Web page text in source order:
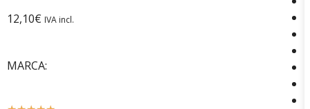
12,10€ IVA incl.
MARCA: